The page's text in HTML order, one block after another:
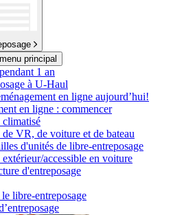
principal
1 an
à U-Haul
en ligne aujourd’hui!
en ligne : commencer
climatisé
de VR, de voiture et de bateau
d'unités de libre-entreposage
extérieur/accessible en voiture
d'entreposage
libre-entreposage